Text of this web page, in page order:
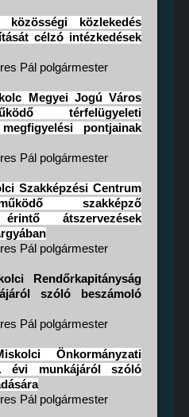
közösségi közlekedés
célzó intézkedések
Pál polgármester
Megyei Jogú Város
térfelügyeleti
megfigyelési pontjainak
Pál polgármester
Szakképzési Centrum
szakképző
érintő átszervezések
Pál polgármester
Rendőrkapitányság
szóló beszámoló
Pál polgármester
Önkormányzati
évi munkájáról szóló
Pál polgármester